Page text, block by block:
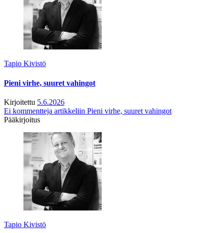
Tapio Kivistö
Pieni virhe, suuret vahingot
Kirjoitettu 5.6.2026
Ei kommentteja artikkeliin Pieni virhe, suuret vahingot
Pääkirjoitus
Tapio Kivistö